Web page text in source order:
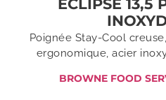
ECLIPSE 13,5
Poignée Stay-Cool
ergonomique, acier
BROWNE FOOD